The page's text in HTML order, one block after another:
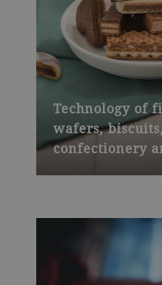
Technology of
wafers,
confectionery